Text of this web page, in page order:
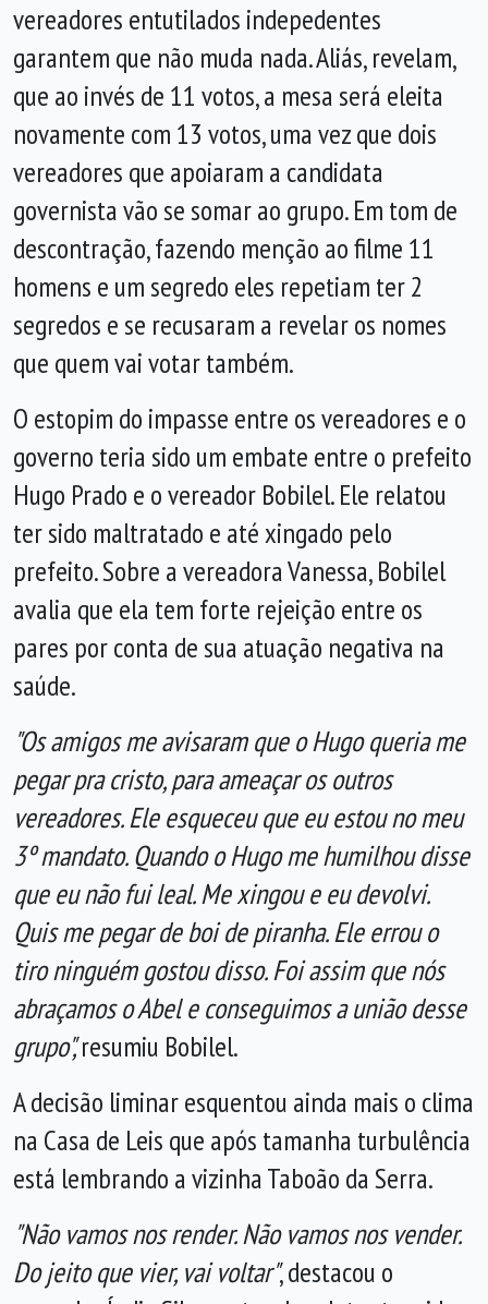
vereadores entutilados indepedentes
garantem que não muda nada. Aliás, revelam,
que ao invés de 11 votos, a mesa será eleita
novamente com 13 votos, uma vez que dois
vereadores que apoiaram a candidata
governista vão se somar ao grupo. Em tom de
descontração, fazendo menção ao filme 11
homens e um segredo eles repetiam ter 2
segredos e se recusaram a revelar os nomes
que quem vai votar também.
O estopim do impasse entre os vereadores e o
governo teria sido um embate entre o prefeito
Hugo Prado e o vereador Bobilel. Ele relatou
ter sido maltratado e até xingado pelo
prefeito. Sobre a vereadora Vanessa, Bobilel
avalia que ela tem forte rejeição entre os
pares por conta de sua atuação negativa na
saúde.
"Os amigos me avisaram que o Hugo queria me
pegar pra cristo, para ameaçar os outros
vereadores. Ele esqueceu que eu estou no meu
3º mandato. Quando o Hugo me humilhou disse
que eu não fui leal. Me xingou e eu devolvi.
Quis me pegar de boi de piranha. Ele errou o
tiro ninguém gostou disso. Foi assim que nós
abraçamos o Abel e conseguimos a união desse
grupo",resumiu Bobilel.
A decisão liminar esquentou ainda mais o clima
na Casa de Leis que após tamanha turbulência
está lembrando a vizinha Taboão da Serra.
"Não vamos nos render. Não vamos nos vender.
Do jeito que vier, vai voltar", destacou o